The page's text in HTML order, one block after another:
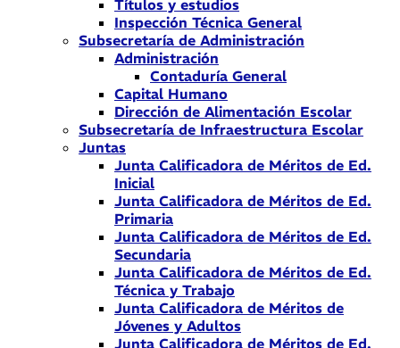
Títulos y estudios
Inspección Técnica General
Subsecretaría de Administración
Administración
Contaduría General
Capital Humano
Dirección de Alimentación Escolar
Subsecretaría de Infraestructura Escolar
Juntas
Junta Calificadora de Méritos de Ed.
Inicial
Junta Calificadora de Méritos de Ed.
Primaria
Junta Calificadora de Méritos de Ed.
Secundaria
Junta Calificadora de Méritos de Ed.
Técnica y Trabajo
Junta Calificadora de Méritos de
Jóvenes y Adultos
Junta Calificadora de Méritos de Ed.